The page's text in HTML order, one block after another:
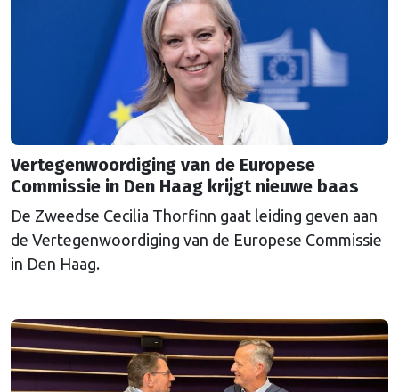
Vertegenwoordiging van de Europese
Commissie in Den Haag krijgt nieuwe baas
De Zweedse Cecilia Thorfinn gaat leiding geven aan
de Vertegenwoordiging van de Europese Commissie
in Den Haag.